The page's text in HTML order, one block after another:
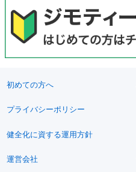
初めての方へ
プライバシーポリシー
健全化に資する運用方針
運営会社